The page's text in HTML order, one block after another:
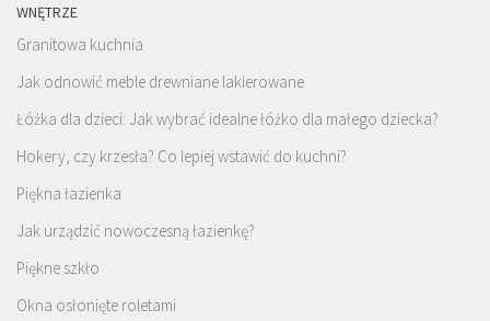
WNĘTRZE
Granitowa kuchnia
Jak odnowić meble drewniane lakierowane
Łóżka dla dzieci: Jak wybrać idealne łóżko dla małego dziecka?
Hokery, czy krzesła? Co lepiej wstawić do kuchni?
Piękna łazienka
Jak urządzić nowoczesną łazienkę?
Piękne szkło
Okna osłonięte roletami